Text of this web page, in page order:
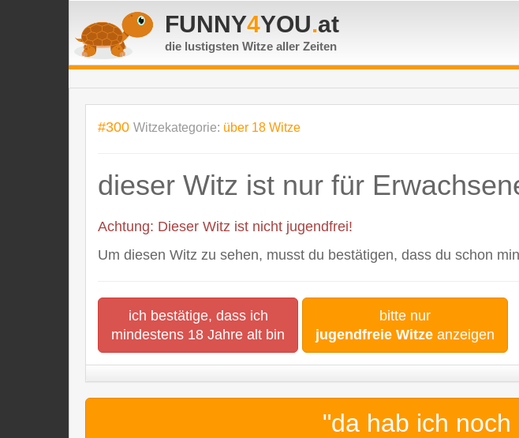
FUNNY4YOU.at
die lustigsten Witze aller Zeiten
#300 Witzekategorie: über 18 Witze
dieser Witz ist nur für
Achtung: Dieser Witz ist nicht jugendfrei!
Um diesen Witz zu sehen, musst du bestätigen, dass du schon
ich bestätige, dass ich
mindestens 18 Jahre alt bin
bitte nur
jugendfreie Witze anzeigen
"da hab ich noch